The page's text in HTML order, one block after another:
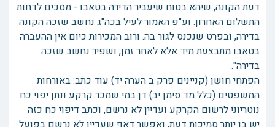
דעת הקונה, שיהא בטוח שיעביר הדירה בטאבו - מסכים לדחות
התשלום האחרון. וע"פ האמור לעיל בכה"ג נחשב שזכה הקונה
בדירה, ובפרט שנכנס לגור בה. ורוב המכירות כיום אין ההעברה
בטאבו מתבצעת מיד אלא לאחר זמן, ושפיר נחשב שזכה
בדירה".
הפתחי חושן (קניינים פרק ב הערה יד) עוד כתב: באורחות
המשפטים (כלל מד סימן יב) דן במי שמכר קרקע ונתן יפוי כח
נוטריוני לרשום הקרקע ועדיין לא נרשם, וכתב דיפוי כח כזה